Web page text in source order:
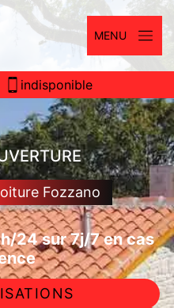
MENU
indisponible
Fozzano
24 sur 7j/7 en cas